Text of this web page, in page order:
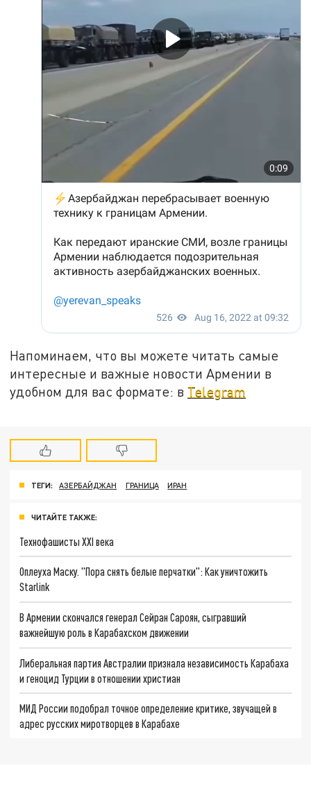
Напоминаем, что вы можете читать самые
интересные и важные новости Армении в
удобном для вас формате: в Telegram
ТЕГИ: АЗЕРБАЙДЖАН ГРАНИЦА ИРАН
ЧИТАЙТЕ ТАКЖЕ:
Технофашисты XXI века
Оплеуха Маску. "Пора снять белые перчатки": Как уничтожить
Starlink
В Армении скончался генерал Сейран Сароян, сыгравший
важнейшую роль в Карабахском движении
Либеральная партия Австралии признала независимость Карабаха
и геноцид Турции в отношении христиан
МИД России подобрал точное определение критике, звучащей в
адрес русских миротворцев в Карабахе